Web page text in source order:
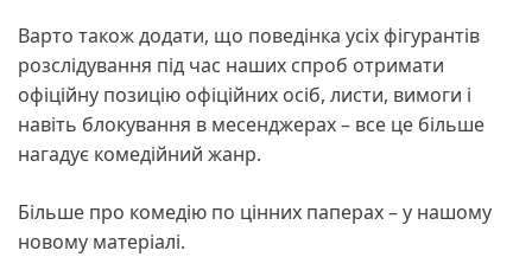
Варто також додати, що поведінка усіх фігурантів
розслідування під час наших спроб отримати
офіційну позицію офіційних осіб, листи, вимоги і
навіть блокування в месенджерах – все це більше
нагадує комедійний жанр.
Більше про комедію по цінних паперах – у нашому
новому матеріалі.